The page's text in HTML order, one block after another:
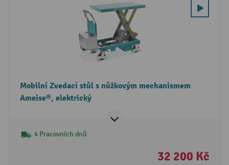
Mobilní Zvedací stůl s nůžkovým mechanismem
Ameise®, elektrický
4 Pracovních dnů
32 200 Kč